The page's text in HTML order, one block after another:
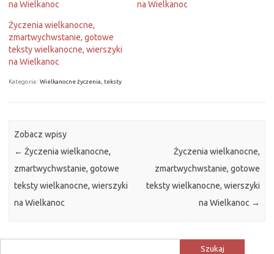
na Wielkanoc
na Wielkanoc
Życzenia wielkanocne,
zmartwychwstanie, gotowe
teksty wielkanocne, wierszyki
na Wielkanoc
Kategoria: Wielkanocne życzenia, teksty
Zobacz wpisy
← Życzenia wielkanocne,
zmartwychwstanie, gotowe
teksty wielkanocne, wierszyki
na Wielkanoc
Życzenia wielkanocne,
zmartwychwstanie, gotowe
teksty wielkanocne, wierszyki
na Wielkanoc →